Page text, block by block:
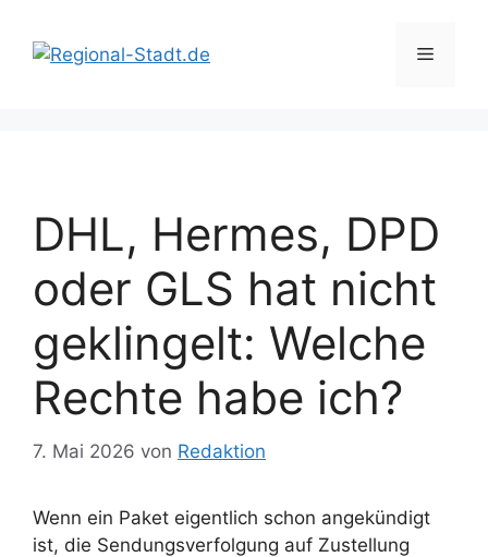
Inhalt
springen
Menü
DHL, Hermes, DPD
oder GLS hat nicht
geklingelt: Welche
Rechte habe ich?
7. Mai 2026 von Redaktion
Wenn ein Paket eigentlich schon angekündigt
ist, die Sendungsverfolgung auf Zustellung